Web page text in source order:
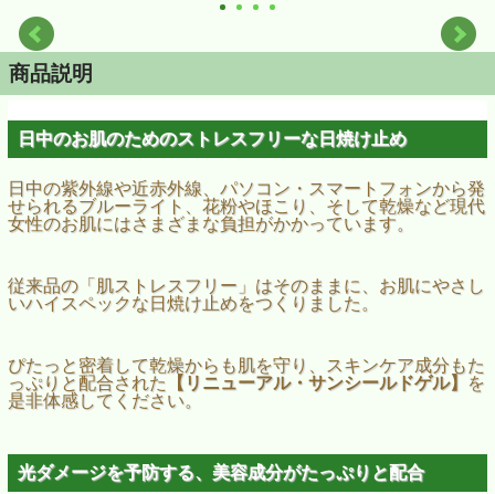
商品説明
日中のお肌のためのストレスフリーな日焼け止め
日中の紫外線や近赤外線、パソコン・スマートフォンから発
せられるブルーライト、花粉やほこり、そして乾燥など現代
女性のお肌にはさまざまな負担がかかっています。
従来品の「肌ストレスフリー」はそのままに、お肌にやさし
いハイスペックな日焼け止めをつくりました。
ぴたっと密着して乾燥からも肌を守り、スキンケア成分もた
っぷりと配合された
【リニューアル・サンシールドゲル】
を
是非体感してください。
光ダメージを予防する、美容成分がたっぷりと配合